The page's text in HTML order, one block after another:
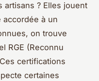
artisans ? Elles jouent
accordée à un
on trouve
RGE (Reconnu
certifications
certaines